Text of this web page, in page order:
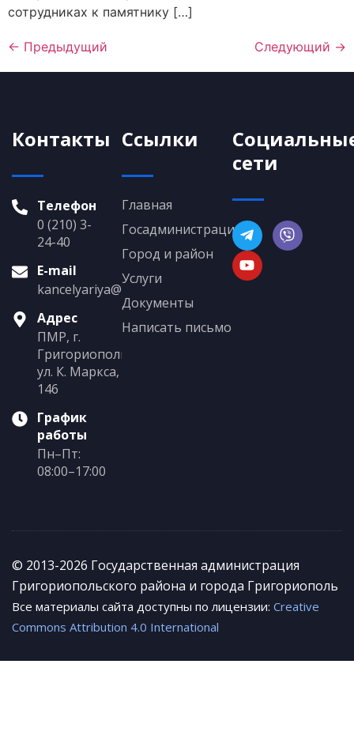
сотрудниках к памятнику […]
← Предыдущий Следующий →
Контакты
Телефон
0 (210) 3-
24-40
E-mail
kancelyariya@grigoriopol.gospmr.org
Адрес
ПМР, г.
Григориополь,
ул. К. Маркса,
146
График
работы
Пн–Пт:
08:00–17:00
Ссылки
Главная
Госадминистрация
Город и район
Услуги
Документы
Написать письмо
сети
© 2013-2026 Государственная администрация
Григориопольского района и города Григориополь
Все материалы сайта доступны по лицензии: Creative
Commons Attribution 4.0 International